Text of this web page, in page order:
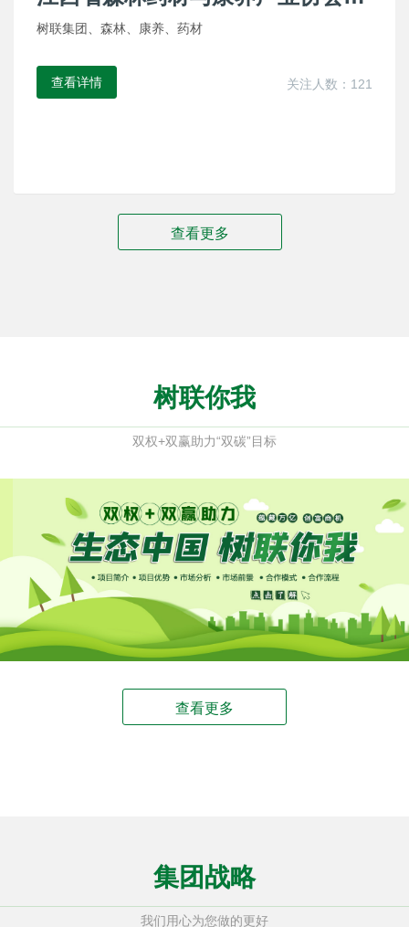
立大会召开
树联集团、森林、康养、药材
查看详情 关注人数：121
查看更多
树联你我
双权+双赢助力“双碳”目标
查看更多
集团战略
我们用心为您做的更好